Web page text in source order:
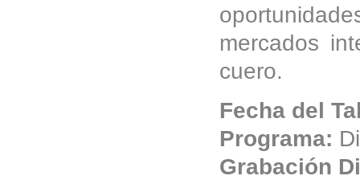
mercados
cuero.
Fecha del
Programa:
Grabación